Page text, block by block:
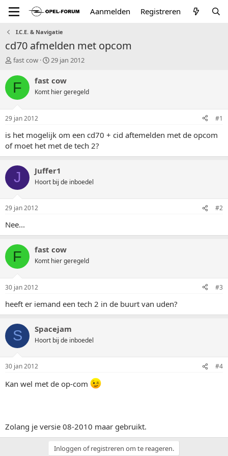
Aanmelden Registreren
I.C.E. & Navigatie
cd70 afmelden met opcom
T
p
t
a
r
e
fast cow
S
a
r
t
u
m
29 jan 2012
F fast cow
Komt hier geregeld
29 jan 2012 #1
is het mogelijk om een cd70 + cid aftemelden met de opcom
of moet het met de tech 2?
J Juffer1
Hoort bij de inboedel
29 jan 2012 #2
Nee...
F fast cow
Komt hier geregeld
30 jan 2012 #3
heeft er iemand een tech 2 in de buurt van uden?
S Spacejam
Hoort bij de inboedel
30 jan 2012 #4
Kan wel met de op-com
Zolang je versie 08-2010 maar gebruikt.
Inloggen of registreren om te reageren.